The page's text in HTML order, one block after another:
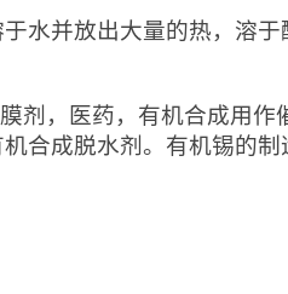
水并放出大量的热，溶于
剂，医药，有机合成用作
合成脱水剂。有机锡的制